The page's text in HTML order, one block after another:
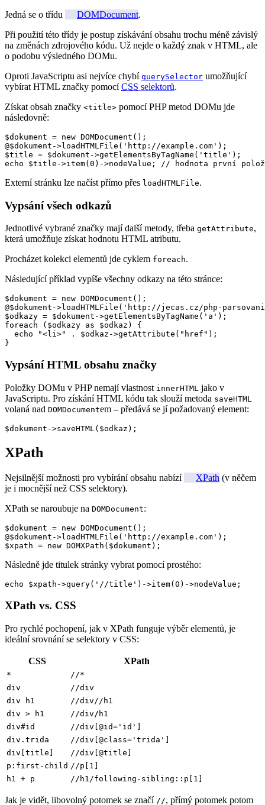
Jedná se o třídu
DOMDocument.
Při použití této třídy je postup získávání obsahu trochu méně závislý
na změnách zdrojového kódu. Už nejde o každý znak v HTML, ale
o podobu výsledného DOMu.
Oproti JavaScriptu asi nejvíce chybí querySelector umožňující
vybírat HTML značky pomocíCSS selektorů.
Získat obsah značky <title> pomocí PHP metod DOMu jde
následovně:
$dokument = new DOMDocument();
@$dokument->loadHTMLFile('http://example.com');
$title = $dokument->getElementsByTagName('title');
echo $title->item(0)->nodeValue; // hodnota první
Externí stránku lze načíst přímo přes loadHTMLFile.
Vypsání všech odkazů
Jednotlivé vybrané značky mají další metody, třeba getAttribute,
která umožňuje získat hodnotu HTML atributu.
Procházet kolekci elementů jde cyklem foreach.
Následující příklad vypíše všechny odkazy na této stránce:
$dokument = new DOMDocument();
@$dokument->loadHTMLFile('http://jecas.cz/php-
$odkazy = $dokument->getElementsByTagName('a');
foreach ($odkazy as $odkaz) {
  echo "<li>" . $odkaz->getAttribute("href");
}
Vypsání HTML obsahu značky
Položky DOMu v PHP nemají vlastnost innerHTML jako v
JavaScriptu. Pro získání HTML kódu tak slouží metoda saveHTML
volaná nad DOMDocumentem – předává se jí požadovaný element:
$dokument->saveHTML($odkaz);
XPath
Nejsilnější možnosti pro vybírání obsahu nabízí XPath (v něčem
je i mocnější než CSS selektory).
XPath se naroubuje na DOMDocument:
$dokument = new DOMDocument();
@$dokument->loadHTMLFile('http://example.com');
$xpath = new DOMXPath($dokument);
Následně jde titulek stránky vybrat pomocí prostého:
echo $xpath->query('//title')->item(0)->nodeValue;
XPath vs. CSS
Pro rychlé pochopení, jak v XPath funguje výběr elementů, je
ideální srovnání se selektory v CSS:
CSS XPath
*
//*
div
//div
div h1
//div//h1
div > h1
//div/ h1
div#id
//div[@id='id']
div.trida
//div[@class='trida']
div[title]
//div[@title]
p:first-child //p[1]
h1 + p
//h1/following-sibling::p[1]
Jak je vidět, libovolný potomek se značí //, přímý potomek potom